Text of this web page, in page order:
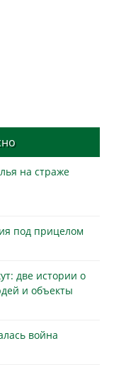
на страже
под прицелом
две истории о
и объекты
война